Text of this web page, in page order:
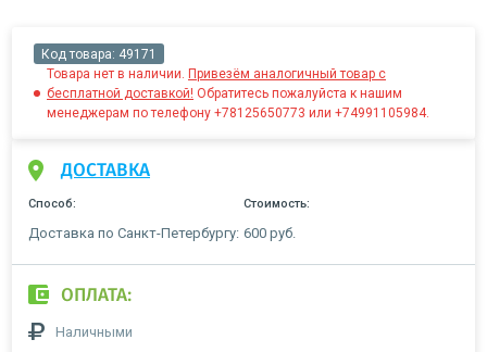
Код товара: 49171
Товара нет в наличии. Привезём аналогичный товар с
бесплатной доставкой! Обратитесь пожалуйста к нашим
менеджерам по телефону +78125650773 или +74991105984.
ДОСТАВКА
Способ: Стоимость:
Доставка по Санкт-Петербургу: 600 руб.
ОПЛАТА:
Наличными